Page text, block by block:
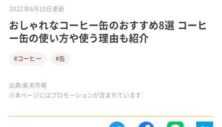
2022年6月10日 更新
おしゃれなコーヒー缶のおすすめ8選 コーヒ
ー缶の使い方や使う理由も紹介
#コーヒー #缶
出典:楽天市場
※本ページにはプロモーションが含まれています